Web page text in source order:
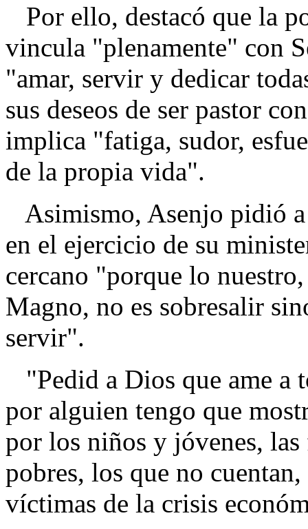
Por ello, destacó que la
vincula "plenamente" con
"amar, servir y dedicar
sus deseos de ser pastor
implica "fatiga, sudor,
de la propia vida".
Asimismo, Asenjo pidió
en el ejercicio de su
cercano "porque lo
Magno, no es sobresalir
servir".
"Pedid a Dios que ame a
por alguien tengo que
por los niños y jóvenes,
pobres, los que no
víctimas de la crisis